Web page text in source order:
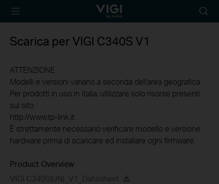
TP-Link, Reliably
icon
Scarica per VIGI C340S V1
ATTENZIONE
Modelli e versioni variano a seconda dell'area geografica.
Per prodotti in uso in Italia, utilizzare solo risorse presenti
sul sito
http://www.tp-link.it .
È strettamente necessario verificare modello e versione
hardware prima di scaricare ed installare ogni firmware.
Product Overview
VIGI C340S(UN)_V1_Datasheet